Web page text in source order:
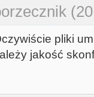
pliki
jakość